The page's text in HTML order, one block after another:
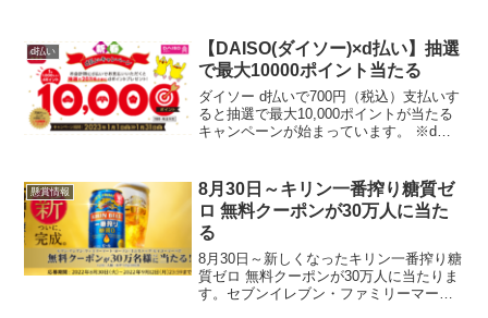
23日（日） ・応募受付期間②：2...
d払い
【DAISO(ダイソー)×d払い】抽選
で最大10000ポイント当たる
ダイソー d払いで700円（税込）支払いす
ると抽選で最大10,000ポイントが当たる
キャンペーンが始まっています。 ※d払
のご利用分も対象です。 ※購入回数に応
じ...
懸賞情報
8月30日～キリン一番搾り糖質ゼ
ロ 無料クーポンが30万人に当た
る
8月30日～新しくなったキリン一番搾り糖
質ゼロ 無料クーポンが30万人に当たりま
す。セブンイレブン・ファミリーマー